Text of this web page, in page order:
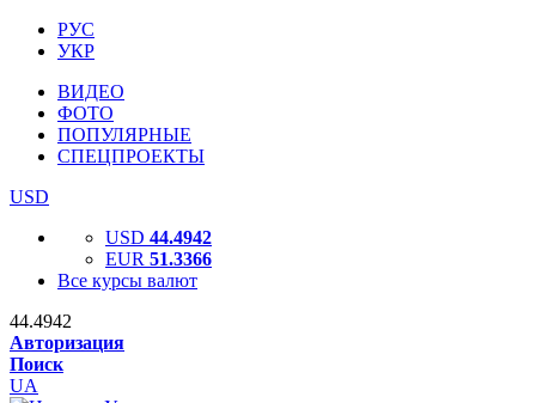
РУС
УКР
ВИДЕО
ФОТО
ПОПУЛЯРНЫЕ
СПЕЦПРОЕКТЫ
USD
USD 44.4942
EUR 51.3366
Все курсы валют
44.4942
Авторизация
Поиск
UA